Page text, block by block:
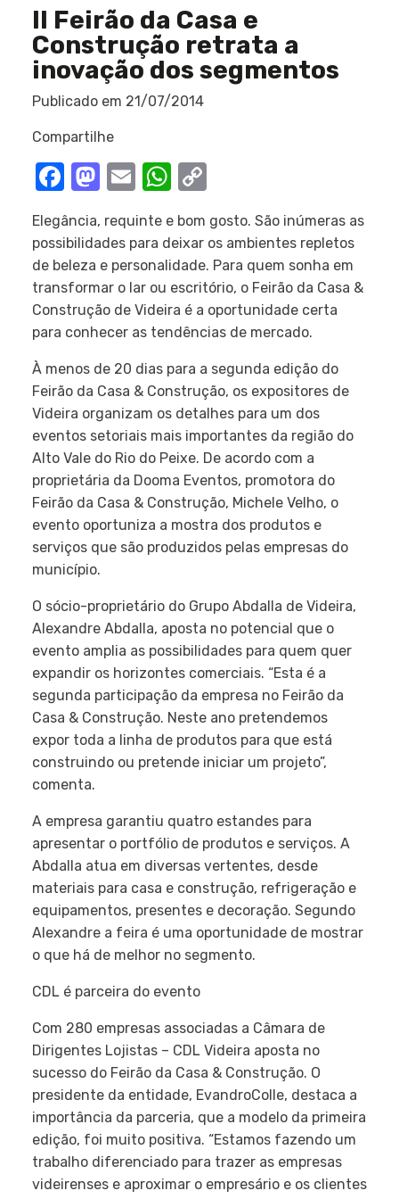
II Feirão da Casa e
Construção retrata a
inovação dos segmentos
Publicado em 21/07/2014
Compartilhe
Facebook
Mastodon
EmailWhatsApp
Elegância, requinte e bom gosto. São inúmeras as
possibilidades para deixar os ambientes repletos
de beleza e personalidade. Para quem sonha em
transformar o lar ou escritório, o Feirão da Casa &
Construção de Videira é a oportunidade certa
para conhecer as tendências de mercado.
À menos de 20 dias para a segunda edição do
Feirão da Casa & Construção, os expositores de
Videira organizam os detalhes para um dos
eventos setoriais mais importantes da região do
Alto Vale do Rio do Peixe. De acordo com a
proprietária da Dooma Eventos, promotora do
Feirão da Casa & Construção, Michele Velho, o
evento oportuniza a mostra dos produtos e
serviços que são produzidos pelas empresas do
município.
O sócio-proprietário do Grupo Abdalla de Videira,
Alexandre Abdalla, aposta no potencial que o
evento amplia as possibilidades para quem quer
expandir os horizontes comerciais. “Esta é a
segunda participação da empresa no Feirão da
Casa & Construção. Neste ano pretendemos
expor toda a linha de produtos para que está
construindo ou pretende iniciar um projeto”,
comenta.
A empresa garantiu quatro estandes para
apresentar o portfólio de produtos e serviços. A
Abdalla atua em diversas vertentes, desde
materiais para casa e construção, refrigeração e
equipamentos, presentes e decoração. Segundo
Alexandre a feira é uma oportunidade de mostrar
o que há de melhor no segmento.
CDL é parceira do evento
Com 280 empresas associadas a Câmara de
Dirigentes Lojistas – CDL Videira aposta no
sucesso do Feirão da Casa & Construção. O
presidente da entidade, EvandroColle, destaca a
importância da parceria, que a modelo da primeira
edição, foi muito positiva. “Estamos fazendo um
trabalho diferenciado para trazer as empresas
videirenses e aproximar o empresário e os clientes